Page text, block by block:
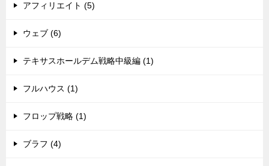
アフィリエイト (5)
ウェブ (6)
テキサスホールデム戦略中級編 (1)
フルハウス (1)
フロップ戦略 (1)
ブラフ (4)